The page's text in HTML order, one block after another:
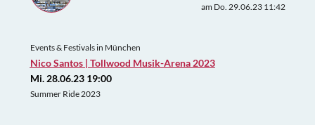
am Do. 29.06.23 11:42
Events & Festivals in München
Nico Santos | Tollwood Musik-Arena 2023
Mi. 28.06.23 19:00
Summer Ride 2023